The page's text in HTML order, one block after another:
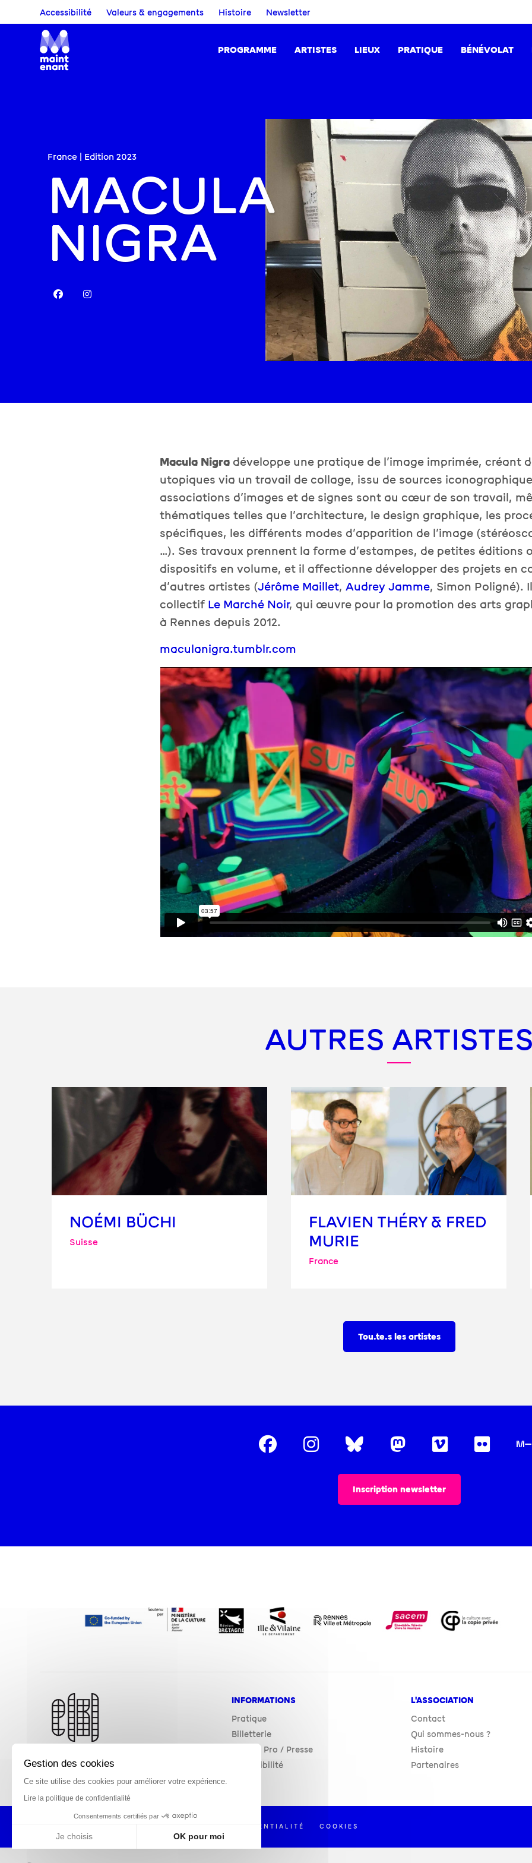
Accessibilité Valeurs & engagements Histoire Newsletter
PROGRAMME ARTISTES LIEUX PRATIQUE BÉNÉVOLAT
France | Edition 2023
MACULA
NIGRA
Macula Nigradéveloppe une pratique de l’image imprimée, créant
utopiques via un travail de collage, issu de sources
associations d’images et de signes sont au cœur de son travail,
thématiques telles que l’architecture, le design graphique, les
spécifiques, les différents modes d’apparition de l’image
…). Ses travaux prennent la forme d’estampes, de petites éditions
dispositifs en volume, et il affectionne développer des projets en
d’autres artistes (Jérôme Maillet, Audrey Jamme, Simon Poligné).
collectif Le Marché Noir, qui œuvre pour la promotion des arts
à Rennes depuis 2012.
maculanigra.tumblr.com
AUTRES
NOÉMI BÜCHI
Suisse
FLAVIEN THÉRY & FRED
MURIE
France
Tou.te.s les artistes
Inscription newsletter
INFORMATIONS
Pratique
Billetterie
Espace Pro / Presse
Accessibilité
L'ASSOCIATION
Contact
Qui sommes-nous ?
Histoire
Partenaires
POLITIQUE DE CONFIDENTIALITÉ COOKIES
Gestion des cookies
Ce site utilise des cookies pour améliorer votre expérience.
Lire la politique de confidentialité
Consentements certifiés par
Je choisis OK pour moi